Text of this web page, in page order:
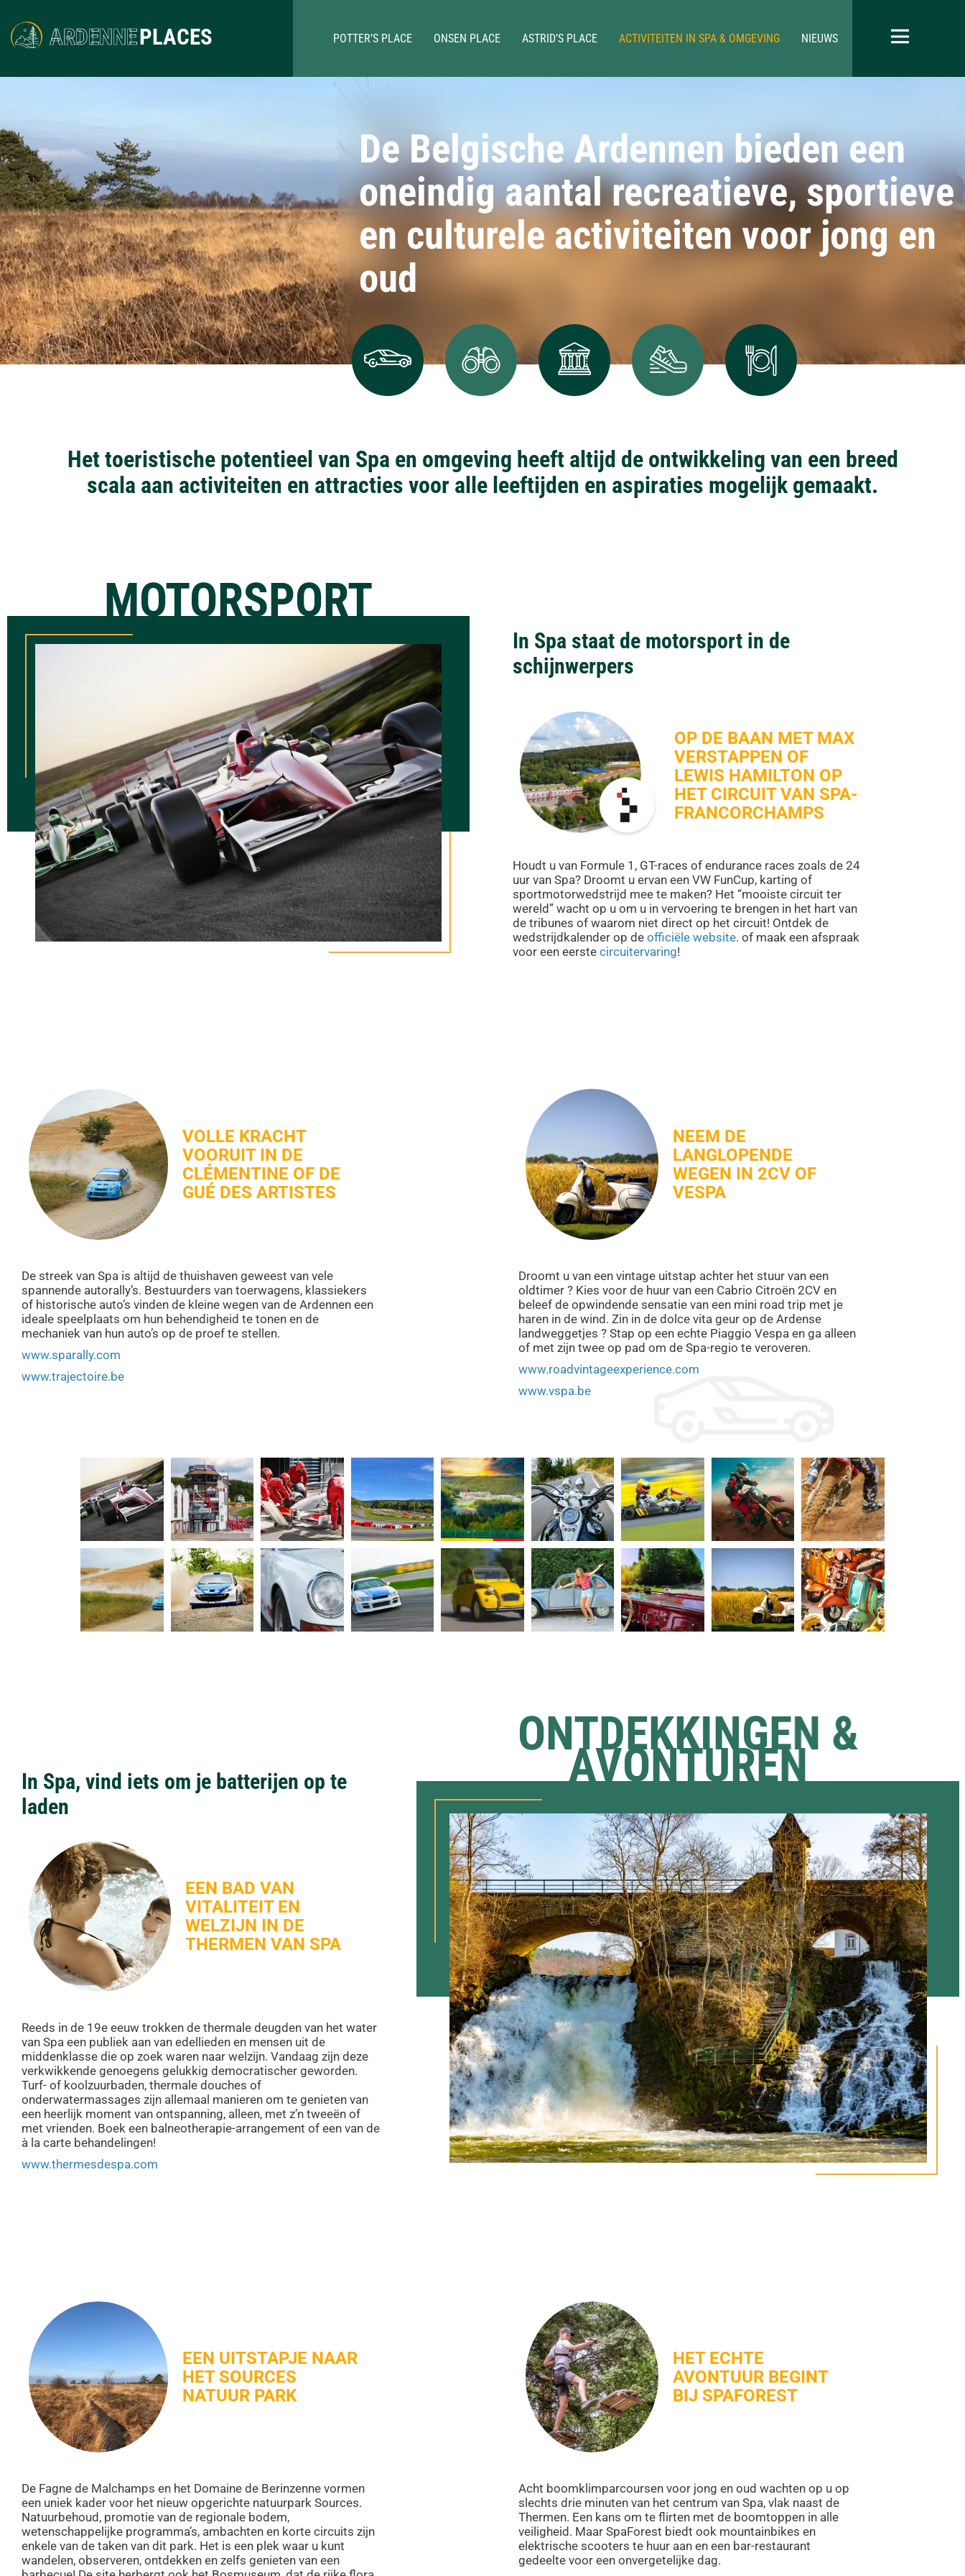
PLACES
ARDENNE POTTER’S PLACE ONSEN PLACE ASTRID’S PLACE ACTIVITEITEN IN SPA & OMGEVING NIEUWS
De Belgische Ardennen bieden een
oneindig aantal recreatieve, sportieve
en culturele activiteiten voor jong en
oud
Het toeristische potentieel van Spa en omgeving heeft altijd de ontwikkeling van een breed
scala aan activiteiten en attracties voor alle leeftijden en aspiraties mogelijk gemaakt.
MOTORSPORT
In Spa staat de motorsport in de
schijnwerpers
OP DE BAAN MET MAX
VERSTAPPEN OF
LEWIS HAMILTON OP
HET CIRCUIT VAN SPA-
FRANCORCHAMPS
Houdt u van Formule 1, GT-races of endurance races zoals de 24
uur van Spa? Droomt u ervan een VW FunCup, karting of
sportmotorwedstrijd mee te maken? Het “mooiste circuit ter
wereld” wacht op u om u in vervoering te brengen in het hart van
de tribunes of waarom niet direct op het circuit! Ontdek de
wedstrijdkalender op deofficiële website. of maak een afspraak
voor een eerstecircuitervaring!
VOLLE KRACHT
VOORUIT IN DE
CLÉMENTINE OF DE
GUÉ DES ARTISTES
De streek van Spa is altijd de thuishaven geweest van vele
spannende autorally’s. Bestuurders van toerwagens, klassiekers
of historische auto’s vinden de kleine wegen van de Ardennen een
ideale speelplaats om hun behendigheid te tonen en de
mechaniek van hun auto’s op de proef te stellen.
www.sparally.com
www.trajectoire.be
NEEM DE
LANGLOPENDE
WEGEN IN 2CV OF
VESPA
Droomt u van een vintage uitstap achter het stuur van een
oldtimer ? Kies voor de huur van een Cabrio Citroën 2CV en
beleef de opwindende sensatie van een mini road trip met je
haren in de wind. Zin in de dolce vita geur op de Ardense
landweggetjes ? Stap op een echte Piaggio Vespa en ga alleen
of met zijn twee op pad om de Spa-regio te veroveren.
www.roadvintageexperience.com
www.vspa.be
In Spa, vind iets om je batterijen op te
laden
EEN BAD VAN
VITALITEIT EN
WELZIJN IN DE
THERMEN VAN SPA
Reeds in de 19e eeuw trokken de thermale deugden van het water
van Spa een publiek aan van edellieden en mensen uit de
middenklasse die op zoek waren naar welzijn. Vandaag zijn deze
verkwikkende genoegens gelukkig democratischer geworden.
Turf- of koolzuurbaden, thermale douches of
onderwatermassages zijn allemaal manieren om te genieten van
een heerlijk moment van ontspanning, alleen, met z’n tweeën of
met vrienden. Boek een balneotherapie-arrangement of een van de
à la carte behandelingen!
www.thermesdespa.com
ONTDEKKINGEN &
AVONTUREN
EEN UITSTAPJE NAAR
HET SOURCES
NATUUR PARK
De Fagne de Malchamps en het Domaine de Berinzenne vormen
een uniek kader voor het nieuw opgerichte natuurpark Sources.
Natuurbehoud, promotie van de regionale bodem,
wetenschappelijke programma’s, ambachten en korte circuits zijn
enkele van de taken van dit park. Het is een plek waar u kunt
wandelen, observeren, ontdekken en zelfs genieten van een
HET ECHTE
AVONTUUR BEGINT
BIJ SPAFOREST
Acht boomklimparcoursen voor jong en oud wachten op u op
slechts drie minuten van het centrum van Spa, vlak naast de
Thermen. Een kans om te flirten met de boomtoppen in alle
veiligheid. Maar SpaForest biedt ook mountainbikes en
elektrische scooters te huur aan en een bar-restaurant
gedeelte voor een onvergetelijke dag.